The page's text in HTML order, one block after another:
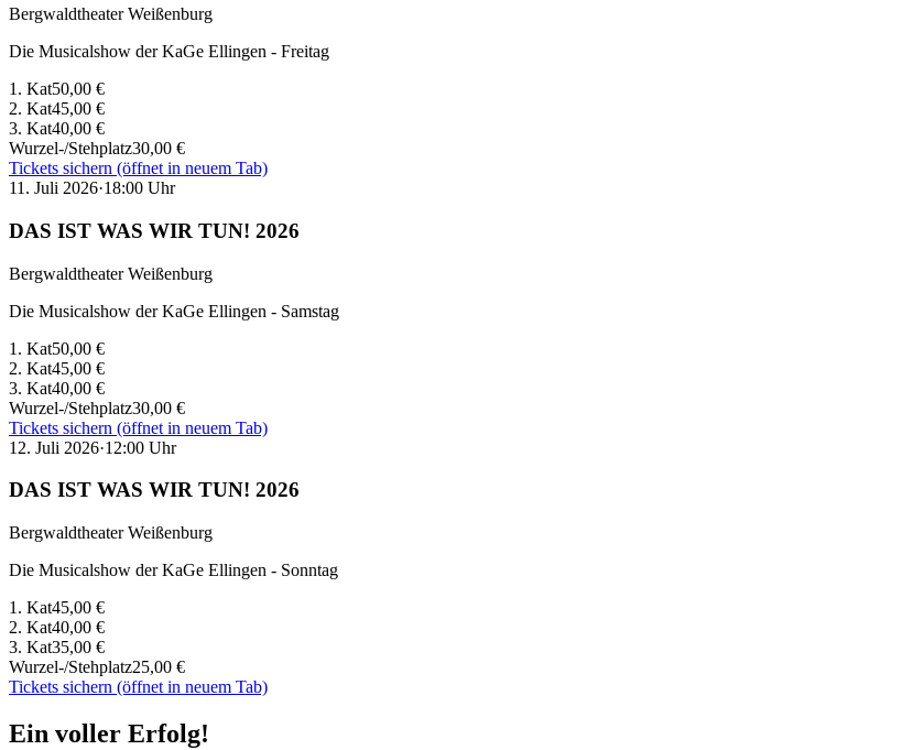
Bergwaldtheater Weißenburg
Die Musicalshow der KaGe Ellingen - Freitag
1. Kat50,00 €
2. Kat45,00 €
3. Kat40,00 €
Wurzel-/Stehplatz30,00 €
Tickets sichern (öffnet in neuem Tab)
11. Juli 2026·18:00 Uhr
DAS IST WAS WIR TUN! 2026
Bergwaldtheater Weißenburg
Die Musicalshow der KaGe Ellingen - Samstag
1. Kat50,00 €
2. Kat45,00 €
3. Kat40,00 €
Wurzel-/Stehplatz30,00 €
Tickets sichern (öffnet in neuem Tab)
12. Juli 2026·12:00 Uhr
DAS IST WAS WIR TUN! 2026
Bergwaldtheater Weißenburg
Die Musicalshow der KaGe Ellingen - Sonntag
1. Kat45,00 €
2. Kat40,00 €
3. Kat35,00 €
Wurzel-/Stehplatz25,00 €
Tickets sichern (öffnet in neuem Tab)
Ein voller Erfolg!